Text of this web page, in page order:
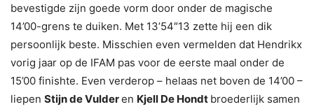
bevestigde zijn goede vorm door onder de magische
14’00-grens te duiken. Met 13’54″13 zette hij een dik
persoonlijk beste. Misschien even vermelden dat Hendrikx
vorig jaar op de IFAM pas voor de eerste maal onder de
15’00 finishte. Even verderop – helaas net boven de 14’00 –
liepen Stijn de Vulderen Kjell De Hondt broederlijk samen